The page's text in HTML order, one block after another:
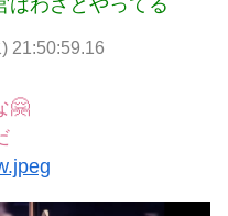
はわざとやってる
21:50:59.16
🤗